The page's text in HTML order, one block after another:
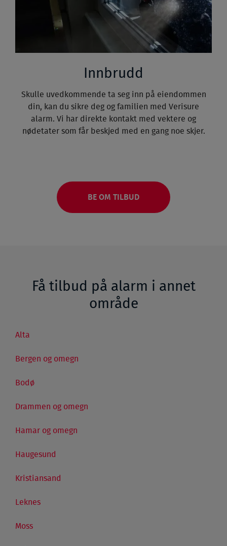
Innbrudd
Skulle uvedkommende ta seg inn på eiendommen
din, kan du sikre deg og familien med Verisure
alarm. Vi har direkte kontakt med vektere og
nødetater som får beskjed med en gang noe skjer.
BE OM TILBUD
Få tilbud på alarm i annet
område
Alta
Bergen og omegn
Bodø
Drammen og omegn
Hamar og omegn
Haugesund
Kristiansand
Leknes
Moss